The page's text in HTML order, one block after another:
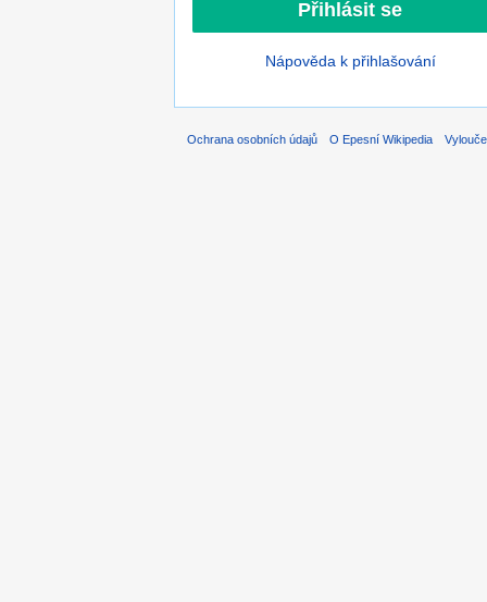
Nápověda k přihlašování
Ochrana osobních údajů O Epesní Wikipedia